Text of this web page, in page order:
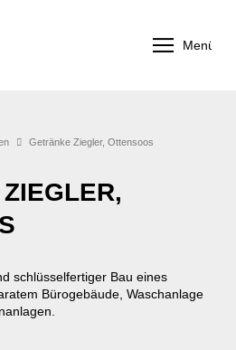
Menü
Getränke Ziegler, Ottensoos
schlüsselfertiger Bau eines
Bürogebäude, Waschanlage